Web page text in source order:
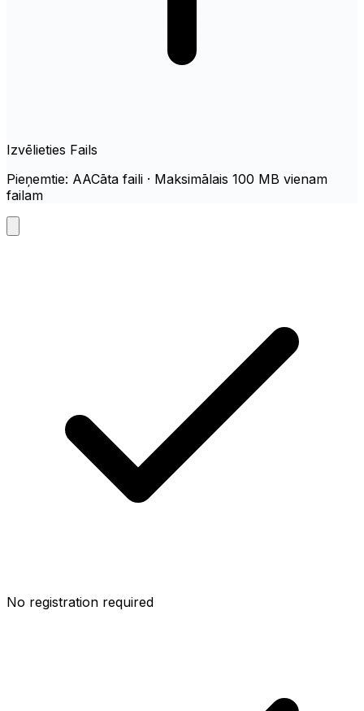
Izvēlieties Fails
Pieņemtie: AACāta faili · Maksimālais 100 MB vienam
failam
No registration required